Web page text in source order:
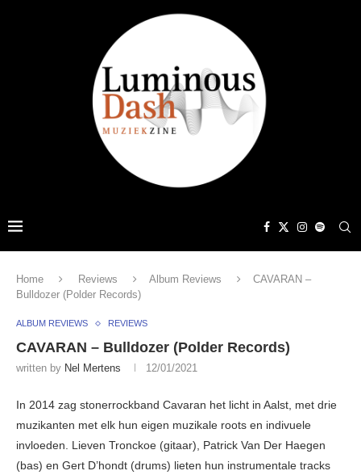
Home Reviews Album Reviews
CAVARAN –
Bulldozer (Polder Records)
ALBUM REVIEWS REVIEWS
CAVARAN – Bulldozer (Polder Records)
written by Nel Mertens 12/01/2021
In 2014 zag stonerrockband Cavaran het licht in Aalst, met drie
muzikanten met elk hun eigen muzikale roots en indivuele
invloeden. Lieven Tronckoe (gitaar), Patrick Van Der Haegen
(bas) en Gert D’hondt (drums) lieten hun instrumentale tracks